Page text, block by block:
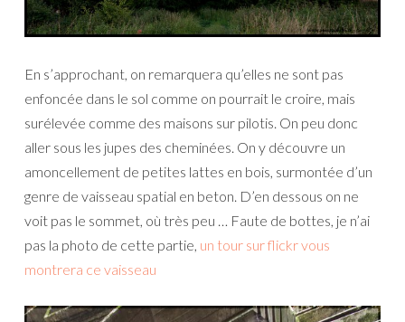
En s’approchant, on remarquera qu’elles ne sont pas
enfoncée dans le sol comme on pourrait le croire, mais
surélevée comme des maisons sur pilotis. On peu donc
aller sous les jupes des cheminées. On y découvre un
amoncellement de petites lattes en bois, surmontée d’un
genre de vaisseau spatial en beton. D’en dessous on ne
voit pas le sommet, où très peu … Faute de bottes, je n’ai
pas la photo de cette partie, un tour sur flickr vous
montrera ce vaisseau